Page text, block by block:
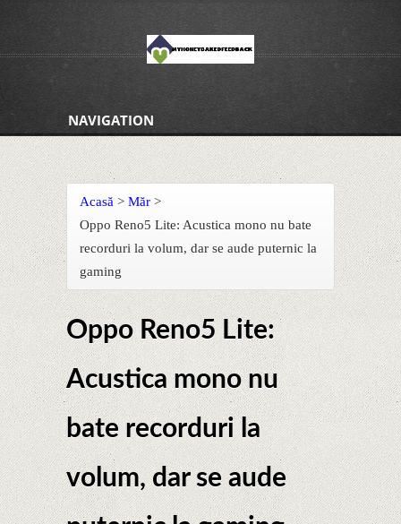
NAVIGATION
Acasă > Măr >
Oppo Reno5 Lite: Acustica mono nu bate
recorduri la volum, dar se aude puternic la
gaming
Oppo Reno5 Lite:
Acustica mono nu
bate recorduri la
volum, dar se aude